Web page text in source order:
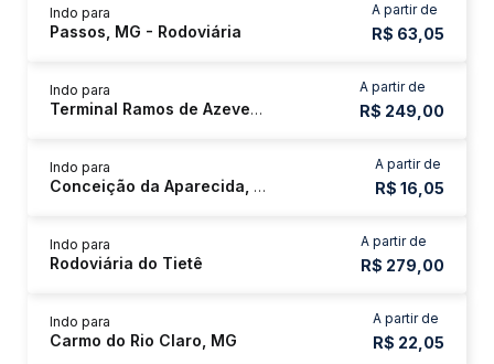
A partir de
R$ 63,05
Indo para
Passos, MG - Rodoviária
A partir de
R$ 249,00
Indo para
Terminal Ramos de Azevedo
A partir de
R$ 16,05
Indo para
Conceição da Aparecida, MG
A partir de
R$ 279,00
Indo para
Rodoviária do Tietê
A partir de
R$ 22,05
Indo para
Carmo do Rio Claro, MG